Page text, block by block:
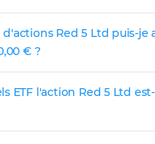
Red 5 Ltd puis-je
€ ?
ETF l'action Red 5 Ltd